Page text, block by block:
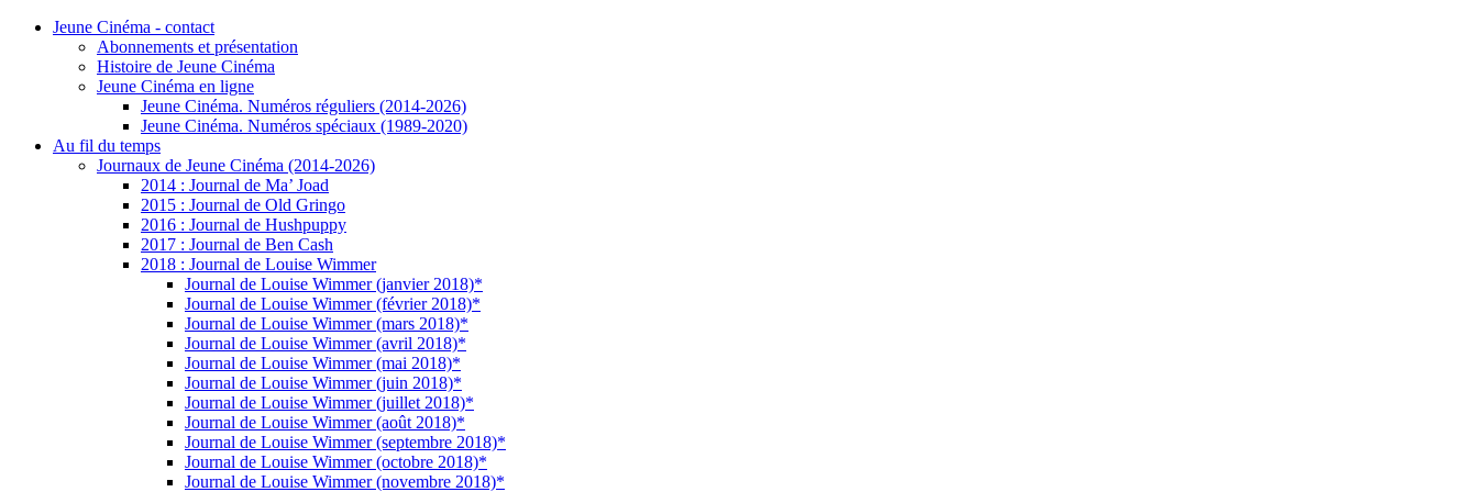
Jeune Cinéma - contact
Abonnements et présentation
Histoire de Jeune Cinéma
Jeune Cinéma en ligne
Jeune Cinéma. Numéros réguliers (2014-2026)
Jeune Cinéma. Numéros spéciaux (1989-2020)
Au fil du temps
Journaux de Jeune Cinéma (2014-2026)
2014 : Journal de Ma’ Joad
2015 : Journal de Old Gringo
2016 : Journal de Hushpuppy
2017 : Journal de Ben Cash
2018 : Journal de Louise Wimmer
Journal de Louise Wimmer (janvier 2018)*
Journal de Louise Wimmer (février 2018)*
Journal de Louise Wimmer (mars 2018)*
Journal de Louise Wimmer (avril 2018)*
Journal de Louise Wimmer (mai 2018)*
Journal de Louise Wimmer (juin 2018)*
Journal de Louise Wimmer (juillet 2018)*
Journal de Louise Wimmer (août 2018)*
Journal de Louise Wimmer (septembre 2018)*
Journal de Louise Wimmer (octobre 2018)*
Journal de Louise Wimmer (novembre 2018)*